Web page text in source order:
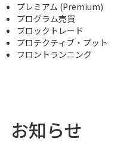
プレミアム (Premium)
プログラム売買
ブロックトレード
プロテクティブ・プット
フロントランニング
お知らせ